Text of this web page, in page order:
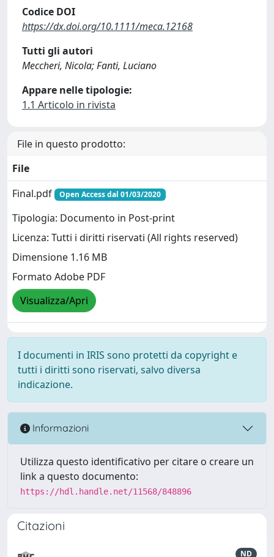
Codice DOI
https://dx.doi.org/10.1111/meca.12168
Tutti gli autori
Meccheri, Nicola; Fanti, Luciano
Appare nelle tipologie:
1.1 Articolo in rivista
File in questo prodotto:
File
Final.pdf
Open Access dal 01/03/2020
Tipologia: Documento in Post-print
Licenza: Tutti i diritti riservati (All rights reserved)
Dimensione 1.16 MB
Formato Adobe PDF
Visualizza/Apri
I documenti in IRIS sono protetti da copyright e
tutti i diritti sono riservati, salvo diversa
indicazione.
Informazioni
Utilizza questo identificativo per citare o creare un
link a questo documento:
https://hdl.handle.net/11568/848896
Citazioni
ND